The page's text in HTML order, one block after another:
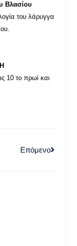
Βλασίου
του λάρυγγα
10 το πρωί και
Επόμενο